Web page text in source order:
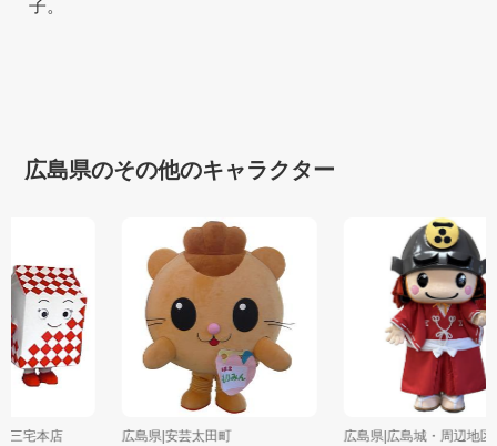
子。
広島県のその他のキャラクター
三宅本店 広島県|安芸太田町 広島県|広島城・周辺地